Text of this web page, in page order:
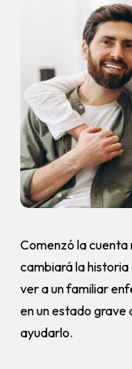
Comenzó la
cambiará la
ver a un familiar
en un estado grave
ayudarlo.